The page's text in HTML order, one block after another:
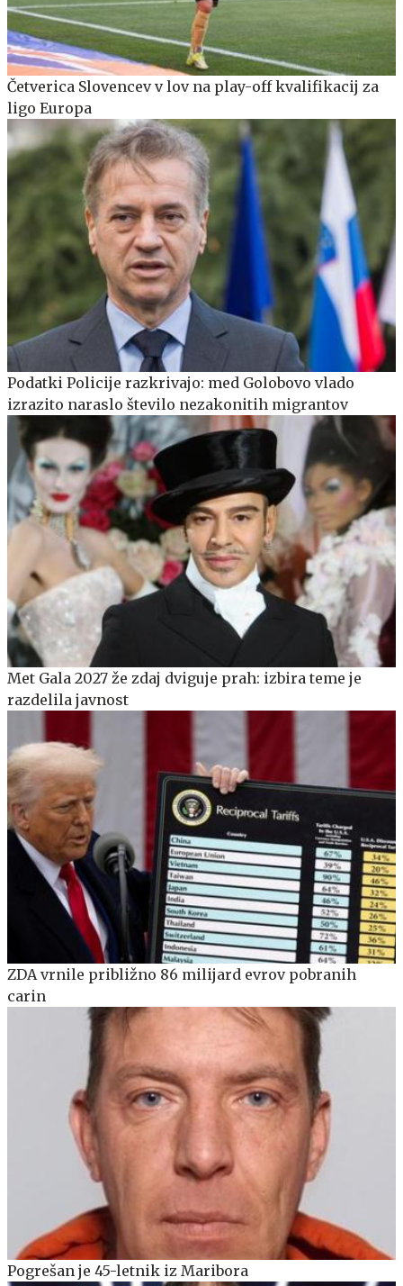
Četverica Slovencev v lov na play-off kvalifikacij za
ligo Europa
Podatki Policije razkrivajo: med Golobovo vlado
izrazito naraslo število nezakonitih migrantov
Met Gala 2027 že zdaj dviguje prah: izbira teme je
razdelila javnost
ZDA vrnile približno 86 milijard evrov pobranih
carin
Pogrešan je 45-letnik iz Maribora